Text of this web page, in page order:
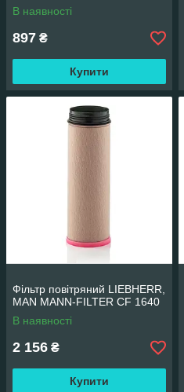
В наявності
897 ₴
Купити
Фільтр повітряний LIEBHERR,
MAN MANN-FILTER CF 1640
В наявності
2 156 ₴
Купити